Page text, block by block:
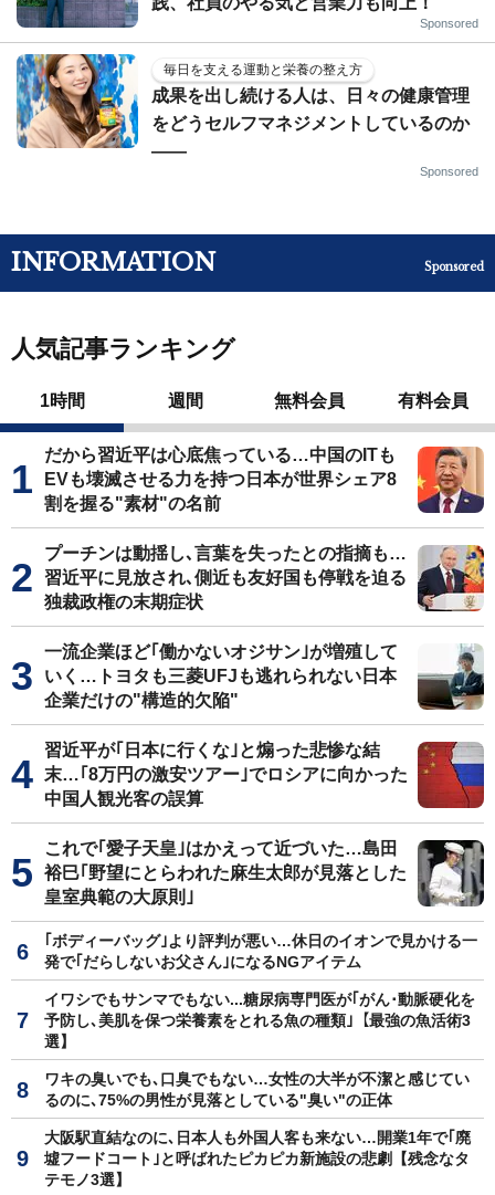
Sponsored
毎日を支える運動と栄養の整え方
成果を出し続ける人は、日々の健康管理
をどうセルフマネジメントしているのか
——
Sponsored
INFORMATION Sponsored
人気記事ランキング
1時間 週間 無料会員 有料会員
だから習近平は心底焦っている…中国のITも
EVも壊滅させる力を持つ日本が世界シェア8
割を握る"素材"の名前
プーチンは動揺し､言葉を失ったとの指摘も…
習近平に見放され､側近も友好国も停戦を迫る
独裁政権の末期症状
一流企業ほど｢働かないオジサン｣が増殖して
いく…トヨタも三菱UFJも逃れられない日本
企業だけの"構造的欠陥"
習近平が｢日本に行くな｣と煽った悲惨な結
末…｢8万円の激安ツアー｣でロシアに向かった
中国人観光客の誤算
これで｢愛子天皇｣はかえって近づいた…島田
裕巳｢野望にとらわれた麻生太郎が見落とした
皇室典範の大原則｣
｢ボディーバッグ｣より評判が悪い…休日のイオンで見かける一
発で｢だらしないお父さん｣になるNGアイテム
イワシでもサンマでもない...糖尿病専門医が｢がん･動脈硬化を
予防し､美肌を保つ栄養素をとれる魚の種類｣【最強の魚活術3
選】
ワキの臭いでも､口臭でもない…女性の大半が不潔と感じてい
るのに､75%の男性が見落としている"臭い"の正体
大阪駅直結なのに､日本人も外国人客も来ない…開業1年で｢廃
墟フードコート｣と呼ばれたピカピカ新施設の悲劇【残念なタ
テモノ3選】